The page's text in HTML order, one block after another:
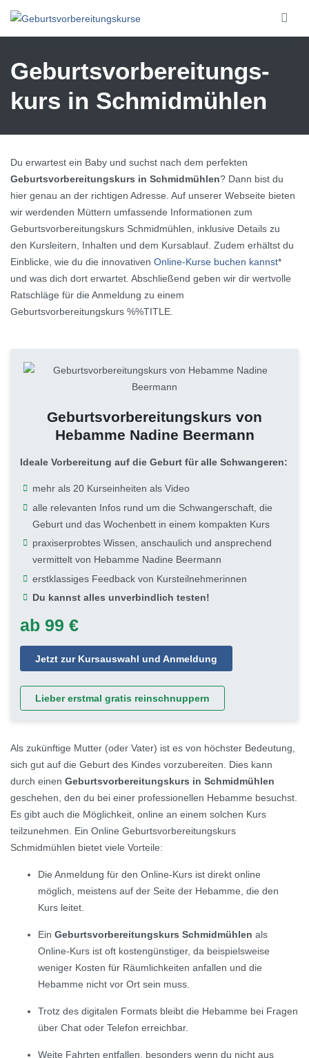
Geburtsvorbereitungs­
kurs in Schmidmühlen
Du erwartest ein Baby und suchst nach dem perfekten
Geburtsvorbereitungskurs in Schmidmühlen? Dann bist du
hier genau an der richtigen Adresse. Auf unserer Webseite bieten
wir werdenden Müttern umfassende Informationen zum
Geburtsvorbereitungskurs Schmidmühlen, inklusive Details zu
den Kursleitern, Inhalten und dem Kursablauf. Zudem erhältst du
Einblicke, wie du die innovativen Online-Kurse buchen kannst*
und was dich dort erwartet. Abschließend geben wir dir wertvolle
Ratschläge für die Anmeldung zu einem
Geburtsvorbereitungskurs %%TITLE.
Geburtsvorbereitungskurs von
Hebamme Nadine Beermann
Ideale Vorbereitung auf die Geburt für alle Schwangeren:
mehr als 20 Kurseinheiten als Video
alle relevanten Infos rund um die Schwangerschaft, die
Geburt und das Wochenbett in einem kompakten Kurs
praxiserprobtes Wissen, anschaulich und ansprechend
vermittelt von Hebamme Nadine Beermann
erstklassiges Feedback von Kursteilnehmerinnen
Du kannst alles unverbindlich testen!
ab 99 €
Jetzt zur Kursauswahl und Anmeldung
Lieber erstmal gratis reinschnuppern
Als zukünftige Mutter (oder Vater) ist es von höchster Bedeutung,
sich gut auf die Geburt des Kindes vorzubereiten. Dies kann
durch einen Geburtsvorbereitungskurs in Schmidmühlen
geschehen, den du bei einer professionellen Hebamme besuchst.
Es gibt auch die Möglichkeit, online an einem solchen Kurs
teilzunehmen. Ein Online Geburtsvorbereitungskurs
Schmidmühlen bietet viele Vorteile:
Die Anmeldung für den Online-Kurs ist direkt online
möglich, meistens auf der Seite der Hebamme, die den
Kurs leitet.
Ein Geburtsvorbereitungskurs Schmidmühlen als
Online-Kurs ist oft kostengünstiger, da beispielsweise
weniger Kosten für Räumlichkeiten anfallen und die
Hebamme nicht vor Ort sein muss.
Trotz des digitalen Formats bleibt die Hebamme bei Fragen
über Chat oder Telefon erreichbar.
Weite Fahrten entfallen, besonders wenn du nicht aus